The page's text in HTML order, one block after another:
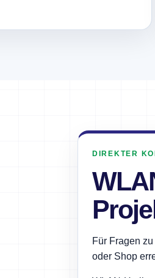
DIREKTER
Für Fragen
oder Shop